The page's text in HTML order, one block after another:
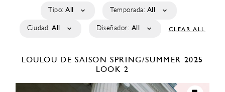
Tipo: All Temporada: All
Ciudad: All Diseñador: All CLEAR ALL
LOULOU DE SAISONSPRING/SUMMER 2025
LOOK 2